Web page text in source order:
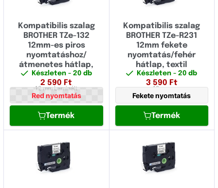
Kompatibilis szalag
BROTHER TZe-132
12mm-es piros
nyomtatáshoz/
átmenetes hátlap,
laminált
Készleten - 20 db
2 590 Ft
12 mmLaminált
Red nyomtatás
Termék
Kompatibilis szalag
BROTHER TZe-R231
12mm fekete
nyomtatás/fehér
hátlap, textil
Készleten- 20 db
3 590 Ft
12 mm
Fekete nyomtatás
Termék